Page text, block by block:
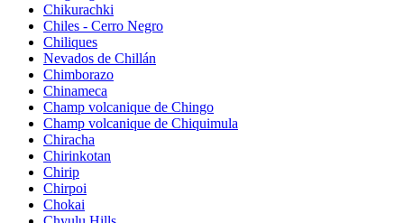
Chikurachki
Chiles - Cerro Negro
Chiliques
Nevados de Chillán
Chimborazo
Chinameca
Champ volcanique de Chingo
Champ volcanique de Chiquimula
Chiracha
Chirinkotan
Chirip
Chirpoi
Chokai